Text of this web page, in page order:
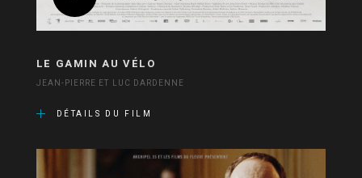
LE GAMIN AU VÉLO
JEAN-PIERRE ET LUC DARDENNE
DÉTAILS DU FILM